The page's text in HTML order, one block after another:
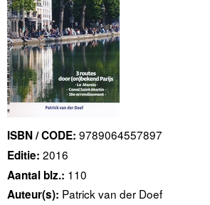
ISBN / CODE: 9789064557897
Editie: 2016
Aantal blz.: 110
Auteur(s): Patrick van der Doef